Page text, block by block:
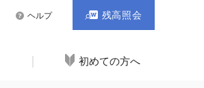
初めての方へ
ヘルプ 残高照会